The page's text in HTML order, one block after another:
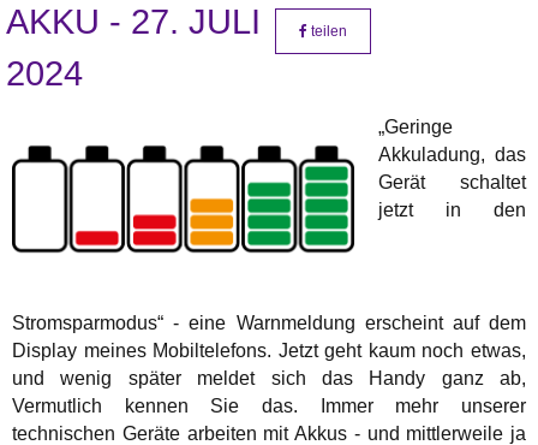
AKKU - 27. JULI
2024
teilen
„Geringe
Akkuladung, das
Gerät schaltet
jetzt in den
Stromsparmodus“ - eine Warnmeldung erscheint auf dem
Display meines Mobiltelefons. Jetzt geht kaum noch etwas,
und wenig später meldet sich das Handy ganz ab,
Vermutlich kennen Sie das. Immer mehr unserer
technischen Geräte arbeiten mit Akkus - und mittlerweile ja